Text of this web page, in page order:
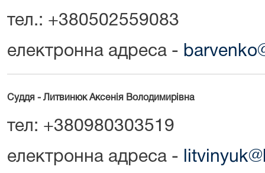
тел.: +380502559083
електронна адреса -
Суддя - Литвинюк Аксенія Володимирівна
тел: +380980303519
електронна адреса -